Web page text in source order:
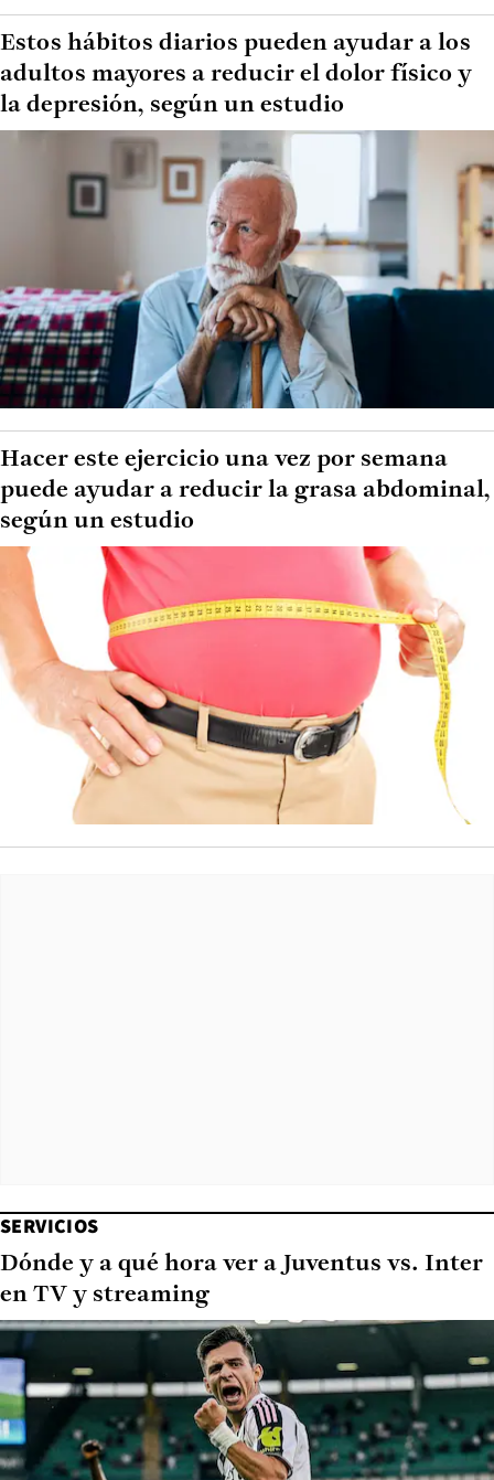
Estos hábitos diarios pueden ayudar a los
adultos mayores a reducir el dolor físico y
la depresión, según un estudio
Hacer este ejercicio una vez por semana
puede ayudar a reducir la grasa abdominal,
según un estudio
SERVICIOS
Dónde y a qué hora ver a Juventus vs. Inter
en TV y streaming